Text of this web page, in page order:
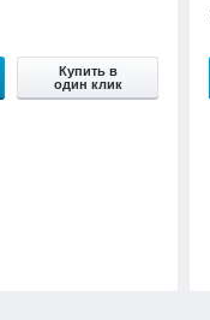
Купить в
один клик